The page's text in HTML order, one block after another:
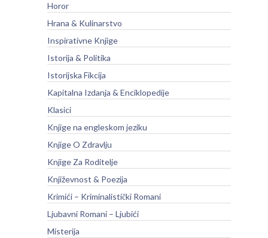
Horor
Hrana & Kulinarstvo
Inspirativne Knjige
Istorija & Politika
Istorijska Fikcija
Kapitalna Izdanja & Enciklopedije
Klasici
Knjige na engleskom jeziku
Knjige O Zdravlju
Knjige Za Roditelje
Književnost & Poezija
Krimići – Kriminalistički Romani
Ljubavni Romani – Ljubići
Misterija